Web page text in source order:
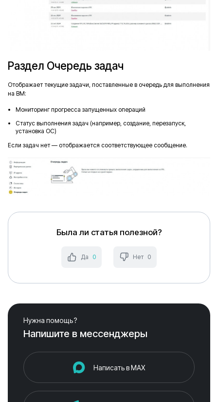
Раздел Очередь задач
Отображает текущие задачи, поставленные в очередь для выполнения
на ВМ:
Мониторинг прогресса запущенных операций
Статус выполнения задач (например, создание, перезапуск,
установка ОС)
Если задач нет — отображается соответствующее сообщение.
Была ли статья полезной?
Да 0 Нет 0
Нужна помощь?
Напишите в мессенджеры
Написать в MAX